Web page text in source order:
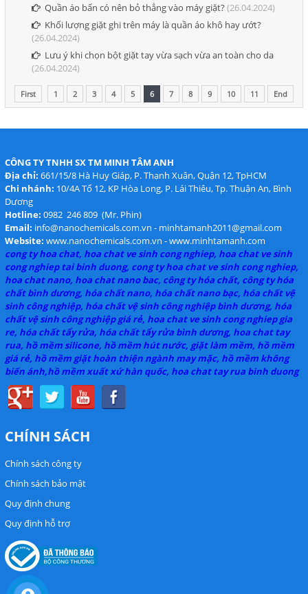
Quần áo bẩn có nên bỏ thẳng vào máy giặt? (26.04.2024)
Khối lượng giặt ghi trên máy là quần áo khô hay ướt?
(26.04.2024)
Lưu ý khi chọn bột giặt tay vừa sạch vừa an toàn cho da
(26.04.2024)
First 1 2 3 4 5 6 7 8 9 10 11 End
CÔNG TY TNHH SX TM MINH TÂM ANH
Địa chỉ: 661/15/8 Hà Huy Giáp, P. Thạnh Xuân, Quận 12, TpHCM
Chi nhánh: 10/4A Tổ 12, KP Hòa Long, P. Lái Thiêu, Tp. Thuận An, Bình
Dương
Hotline: 0982 246 809 (Mr. Phin)
Email: info@nanochemicals.com.vn - minhtamanh2011@gmail.com
Website: www.nanochemicals.com.vn - www.minhtamanh.com
cong ty hoa chat, hoa chat ve sinh cong nghiep, hoa chat ve sinh
cong nghiep tai binh duong, cong ty hoa chat ve sinh cong nghiep,
hoa chat nano, hoa chat nano bac, công ty hóa chất, công ty hóa
chất bình dương, hóa chất nano, hóa chất nano bạc, hóa chất vệ
sinh công nghiệp, hóa chất vệ sinh công nghiệp bình dương, hóa
chất vệ sinh công nghiệp giá rẻ, hoa chat ve sinh cong nghiep gia
re, hóa chất tẩy rửa, hóa chất tẩy rửa bình dương, hoa chat tay
rua, hồ mềm silicone, hồ mềm hút nước, giặt làm mềm, hồ mềm
giá rẻ, hồ mềm giặt hoàn thiện ngành may mặc, hồ mềm không
biến ánh,hồ mềm xuất xứ hàn quốc, hoa chat tay rua binh duong
CHÍNH SÁCH
Chính sách công ty
Chính sách bảo mật
Quy định chung
Quy định hỗ trợ